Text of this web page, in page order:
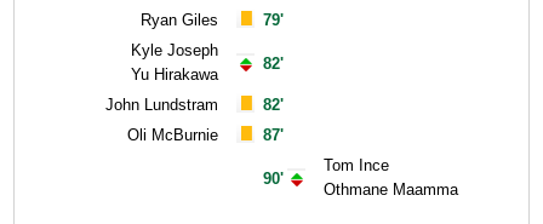
Ryan Giles
Kyle Joseph
Yu Hirakawa
John Lundstram
Oli McBurnie
79'
82'
82'
87'
90'
Tom Ince
Othmane Maamma